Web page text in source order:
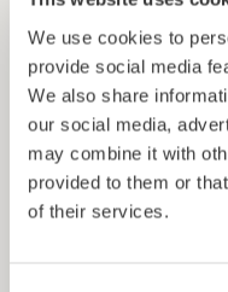
We use cookies to
provide social media
We also share
our social media,
may combine it with
provided to them or
of their services.
Únete a1198inversores